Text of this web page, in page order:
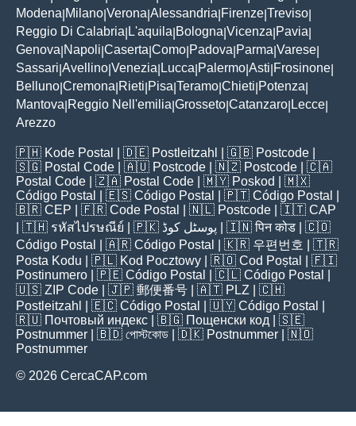
Modena Milano Verona Alessandria Firenze Treviso
Reggio Di Calabria L'aquila Bologna Vicenza Pavia
Genova Napoli Caserta Como Padova Parma Varese
Sassari Avellino Venezia Lucca Palermo Asti Frosinone
Belluno Cremona Rieti Pisa Teramo Chieti Potenza
Mantova Reggio Nell'emilia Grosseto Catanzaro Lecce
Arezzo
🇵🇭 Kode Postal | 🇩🇪 Postleitzahl | 🇬🇧 Postcode
🇸🇬 Postal Code | 🇦🇺 Postcode | 🇳🇿 Postcode | 🇨🇦
Postal Code | 🇿🇦 Postal Code | 🇲🇾 Poskod
| 🇲🇽
Código Postal
| 🇪🇸 Código Postal | 🇵🇹 Código Postal
🇧🇷 CEP | 🇫🇷 Code Postal | 🇳🇱 Postcode | 🇮🇹 CAP
| 🇹🇭 รหัสไปรษณีย์ | 🇵🇰 پوسٹل کوڈ | 🇮🇳पिन कोड | 🇨🇴
Código Postal
| 🇦🇷 Código Postal | 🇰🇷 우편번호
| 🇹🇷
Posta Kodu | 🇵🇱 Kod Pocztowy | 🇷🇴 Cod Poștal
| 🇫🇮
Postinumero | 🇵🇪 Código Postal | 🇨🇱 Código Postal
🇺🇸 ZIP Code | 🇯🇵 郵便番号 | 🇦🇹 PLZ | 🇨🇭
Postleitzahl
| 🇪🇨 Código Postal | 🇺🇾 Código Postal
🇷🇺 Почтовый индекс | 🇧🇬 Пощенски код | 🇸🇪
Postnummer | 🇧🇩 পোস্টকোড | 🇩🇰 Postnummer | 🇳🇴
Postnummer
© 2026 CercaCAP.com